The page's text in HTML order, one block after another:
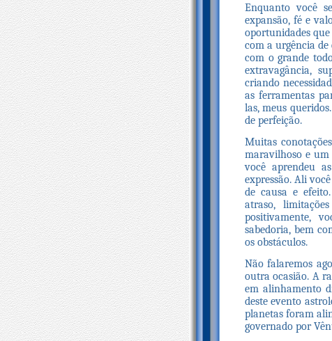
Enquanto você
expansão, fé e
oportunidades
com a urgência
com o grande
extravagância,
criando
as ferramentas
las, meus
de perfeição.
Muitas
maravilhoso e um
você aprendeu
expressão. Ali
de causa e
atraso,
positivamente,
sabedoria, bem
os obstáculos.
Não falaremos
outra ocasião. A
em alinhamento
deste evento
planetas foram
governado por